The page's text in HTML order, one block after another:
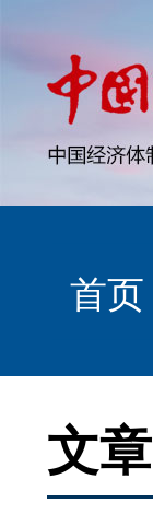
首页
文章